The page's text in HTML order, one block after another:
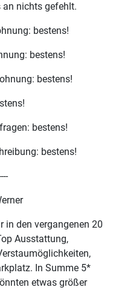
an nichts gefehlt.
bestens!
bestens!
bestens!
bestens!
bestens!
in den vergangenen 20
Ausstattung,
In Summe 5*
etwas größer